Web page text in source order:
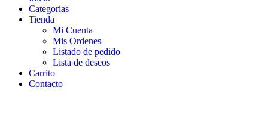
Categorias
Tienda
Mi Cuenta
Mis Ordenes
Listado de pedido
Lista de deseos
Carrito
Contacto